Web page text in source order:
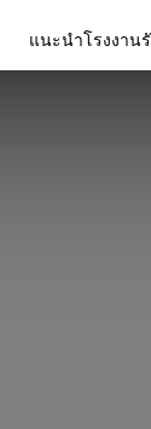
แนะนำโรงงาน